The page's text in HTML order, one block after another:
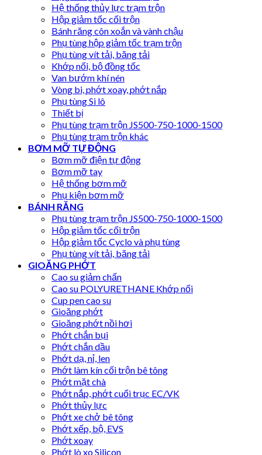
Hệ thống thủy lực trạm trộn
Hộp giảm tốc cối trộn
Bánh răng côn xoắn và vành chậu
Phụ tùng hộp giảm tốc trạm trộn
Phụ tùng vít tải, băng tải
Khớp nối, bộ đồng tốc
Van bướm khí nén
Vòng bi, phớt xoay, phớt nắp
Phụ tùng Si lô
Thiết bị
Phụ tùng trạm trộn JS500-750-1000-1500
Phụ tùng trạm trộn khác
BƠM MỠ TỰ ĐỘNG
Bơm mỡ điện tự động
Bơm mỡ tay
Hệ thống bơm mỡ
Phụ kiện bơm mỡ
BÁNH RĂNG
Phụ tùng trạm trộn JS500-750-1000-1500
Hộp giảm tốc cối trộn
Hộp giảm tốc Cyclo và phụ tùng
Phụ tùng vít tải, băng tải
GIOĂNG PHỚT
Cao su giảm chấn
Cao su POLYURETHANE Khớp nối
Cup pen cao su
Gioăng phớt
Gioăng phớt nồi hơi
Phớt chắn bụi
Phớt chắn dầu
Phớt dạ, nỉ, len
Phớt làm kín cối trộn bê tông
Phớt mặt chà
Phớt nắp, phớt cuối trục EC/VK
Phớt thủy lực
Phớt xe chở bê tông
Phớt xếp, bộ, EVS
Phớt xoay
Phớt lò xo Silicon